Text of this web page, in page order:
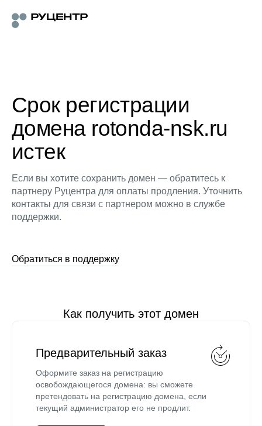
Срок регистрации
домена rotonda-nsk.ru
истек
Если вы хотите сохранить домен — обратитесь к
партнеру Руцентра для оплаты продления. Уточнить
контакты для связи с партнером можно в службе
поддержки.
Обратиться в поддержку
Как получить этот домен
Предварительный заказ
Оформите заказ на регистрацию
освобождающегося домена: вы сможете
претендовать на регистрацию домена, если
текущий администратор его не продлит.